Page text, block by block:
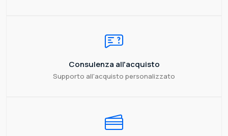
Consulenza all'acquisto
Supporto all'acquisto personalizzato